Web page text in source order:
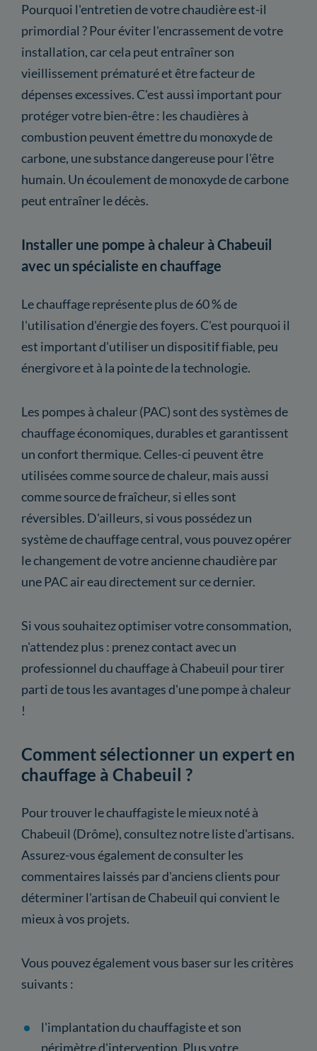
Pourquoi l'entretien de votre chaudière est-il
primordial ? Pour éviter l'encrassement de votre
installation, car cela peut entraîner son
vieillissement prématuré et être facteur de
dépenses excessives. C'est aussi important pour
protéger votre bien-être : les chaudières à
combustion peuvent émettre du monoxyde de
carbone, une substance dangereuse pour l'être
humain. Un écoulement de monoxyde de carbone
peut entraîner le décès.
Installer une pompe à chaleur à Chabeuil
avec un spécialiste en chauffage
Le chauffage représente plus de 60 % de
l'utilisation d'énergie des foyers. C'est pourquoi il
est important d'utiliser un dispositif fiable, peu
énergivore et à la pointe de la technologie.
Les pompes à chaleur (PAC) sont des systèmes de
chauffage économiques, durables et garantissent
un confort thermique. Celles-ci peuvent être
utilisées comme source de chaleur, mais aussi
comme source de fraîcheur, si elles sont
réversibles. D'ailleurs, si vous possédez un
système de chauffage central, vous pouvez opérer
le changement de votre ancienne chaudière par
une PAC air eau directement sur ce dernier.
Si vous souhaitez optimiser votre consommation,
n'attendez plus : prenez contact avec un
professionnel du chauffage à Chabeuil pour tirer
parti de tous les avantages d'une pompe à chaleur
!
Comment sélectionner un expert en
chauffage à Chabeuil ?
Pour trouver le chauffagiste le mieux noté à
Chabeuil (Drôme), consultez notre liste d'artisans.
Assurez-vous également de consulter les
commentaires laissés par d'anciens clients pour
déterminer l'artisan de Chabeuil qui convient le
mieux à vos projets.
Vous pouvez également vous baser sur les critères
suivants :
l'implantation du chauffagiste et son
périmètre d'intervention. Plus votre